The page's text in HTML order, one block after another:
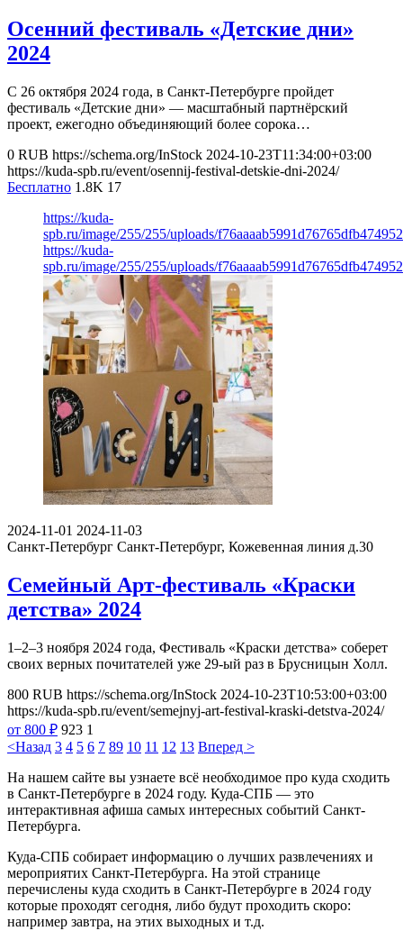
Осенний фестиваль «Детские дни»
2024
С 26 октября 2024 года, в Санкт-Петербурге пройдет
фестиваль «Детские дни» — масштабный партнёрский
проект, ежегодно объединяющий более сорока…
0 RUB https://schema.org/InStock 2024-10-23T11:34:00+03:00
https://kuda-spb.ru/event/osennij-festival-detskie-dni-2024/
Бесплатно 1.8K 17
https://kuda-
spb.ru/image/255/255/uploads/
https://kuda-
spb.ru/image/255/255/uploads/
2024-11-01 2024-11-03
Санкт-Петербург Санкт-Петербург, Кожевенная линия д.30
Семейный Арт-фестиваль «Краски
детства» 2024
1–2–3 ноября 2024 года, Фестиваль «Краски детства» соберет
своих верных почитателей уже 29-ый раз в Брусницын Холл.
800 RUB https://schema.org/InStock 2024-10-23T10:53:00+03:00
https://kuda-spb.ru/event/semejnyj-art-festival-kraski-detstva-2024/
от 800 ₽ 923 1
<Назад 3 4 5 6 7 89 10 11 12 13 Вперед >
На нашем сайте вы узнаете всё необходимое про куда сходить
в Санкт-Петербурге в 2024 году. Куда-СПБ — это
интерактивная афиша самых интересных событий Санкт-
Петербурга.
Куда-СПБ собирает информацию о лучших развлечениях и
мероприятих Санкт-Петербурга. На этой странице
перечислены куда сходить в Санкт-Петербурге в 2024 году
которые проходят сегодня, либо будут проходить скоро:
например завтра, на этих выходных и т.д.